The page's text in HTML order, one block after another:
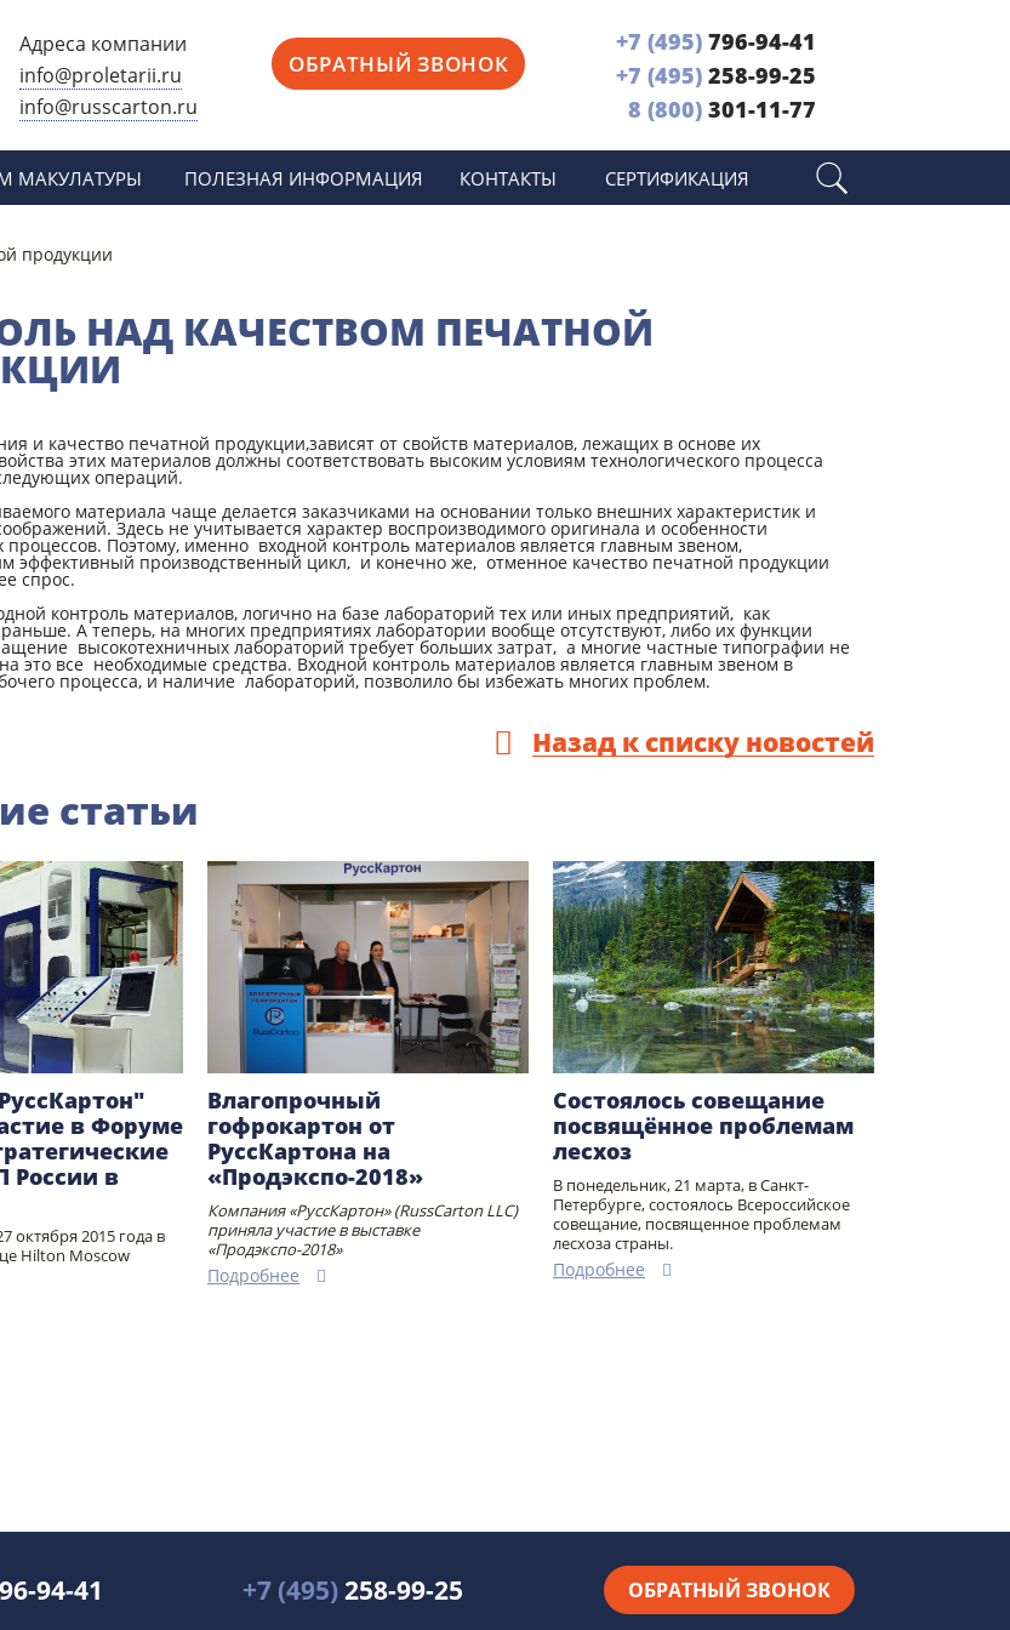
Адреса компании
Москва, ул. Электродная, д. 2, стр. 33
Москва, ул. Электродный проезд, д. 6, стр. 1
Москва, ул. Сигнальный проезд, д. 7Б, стр.2
Москва, Варшавское шоссе, д. 28Б, стр. 3
info@proletarii.ru
info@russcarton.ru
ОБРАТНЫЙ ЗВОНОК
+7 (495) 796-94-41
+7 (495) 258-99-25
8 (800) 301-11-77
МАКУЛАТУРЫ ПОЛЕЗНАЯ ИНФОРМАЦИЯ КОНТАКТЫ СЕРТИФИКАЦИЯ
продукции
НАД КАЧЕСТВОМ ПЕЧАТНОЙ
и качество печатной продукции,зависят от свойств материалов, лежащих в основе их
этих материалов должны соответствовать высоким условиям технологического процесса
операций.
материала чаще делается заказчиками на основании только внешних характеристик и
Здесь не учитывается характер воспроизводимого оригинала и особенности
процессов. Поэтому, именно входной контроль материалов является главным звеном,
эффективный производственный цикл, и конечно же, отменное качество печатной продукции
спрос.
контроль материалов, логично на базе лабораторий тех или иных предприятий, как
А теперь, на многих предприятиях лаборатории вообще отсутствуют, либо их функции
высокотехничных лабораторий требует больших затрат, а многие частные типографии не
это все необходимые средства. Входной контроль материалов является главным звеном в
процесса, и наличие лабораторий, позволило бы избежать многих проблем.
Назад к списку новостей
статьи
в Форуме
России в
октября 2015 года в
Hilton Moscow
Влагопрочный
гофрокартон от
РуссКартона на
«Продэкспо-2018»
Компания «РуссКартон» (RussCarton LLC)
приняла участие в выставке
«Продэкспо-2018»
Подробнее
Состоялось совещание
посвящённое проблемам
лесхоз
В понедельник, 21 марта, в Санкт-
Петербурге, состоялось Всероссийское
совещание, посвященное проблемам
лесхоза страны.
Подробнее
94-41 +7 (495)258-99-25 ОБРАТНЫЙ ЗВОНОК